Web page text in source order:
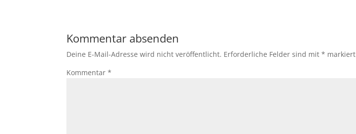
Kommentar absenden
Deine E-Mail-Adresse wird nicht veröffentlicht. Erforderliche Felder sind mit* markiert
Kommentar*